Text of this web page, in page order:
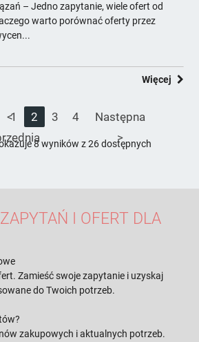
– Jedno zapytanie, wiele ofert od
warto porównać oferty przez
Więcej
<1 2 3 4
Następna
>
8 wyników z 26 dostępnych
I OFERT DLA
Zamieść swoje zapytanie i uzyskaj
do Twoich potrzeb.
zakupowych i aktualnych potrzeb.